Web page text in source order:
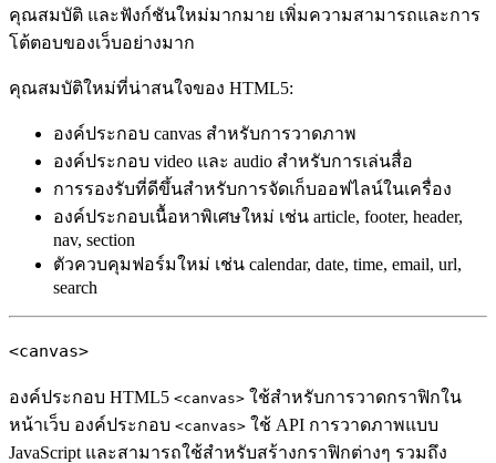
คุณสมบัติ และฟังก์ชันใหม่มากมาย เพิ่มความสามารถและการ
โต้ตอบของเว็บอย่างมาก
คุณสมบัติใหม่ที่น่าสนใจของ HTML5:
องค์ประกอบ canvas สำหรับการวาดภาพ
องค์ประกอบ video และ audio สำหรับการเล่นสื่อ
การรองรับที่ดีขึ้นสำหรับการจัดเก็บออฟไลน์ในเครื่อง
องค์ประกอบเนื้อหาพิเศษใหม่ เช่น article, footer, header,
nav, section
ตัวควบคุมฟอร์มใหม่ เช่น calendar, date, time, email, url,
search
<canvas>
องค์ประกอบ HTML5 <canvas> ใช้สำหรับการวาดกราฟิกใน
หน้าเว็บ องค์ประกอบ <canvas> ใช้ API การวาดภาพแบบ
JavaScript และสามารถใช้สำหรับสร้างกราฟิกต่างๆ รวมถึง